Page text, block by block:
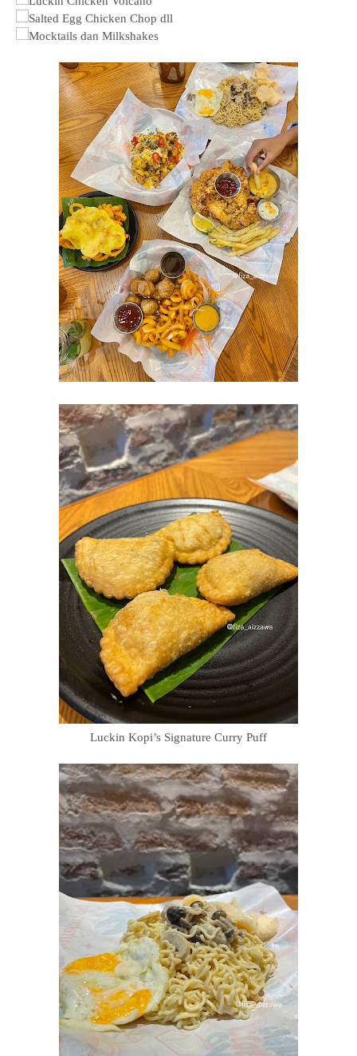
Salted Egg Chicken Chop dll
Mocktails dan Milkshakes
Luckin Kopi’s Signature Curry Puff